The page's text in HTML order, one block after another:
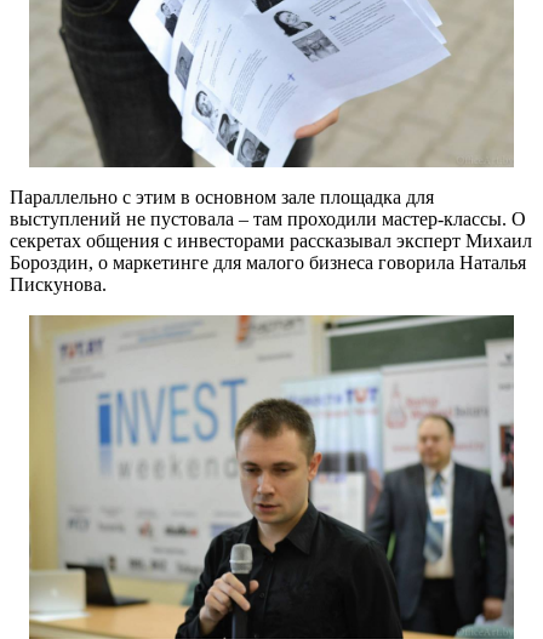
Параллельно с этим в основном зале площадка для
выступлений не пустовала – там проходили мастер-классы. О
секретах общения с инвесторами рассказывал эксперт Михаил
Бороздин, о маркетинге для малого бизнеса говорила Наталья
Пискунова.